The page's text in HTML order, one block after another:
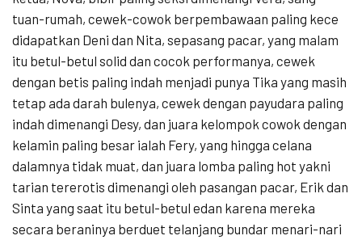
tuan-rumah, cewek-cowok berpembawaan paling kece
didapatkan Deni dan Nita, sepasang pacar, yang malam
itu betul-betul solid dan cocok performanya, cewek
dengan betis paling indah menjadi punya Tika yang masih
tetap ada darah bulenya, cewek dengan payudara paling
indah dimenangi Desy, dan juara kelompok cowok dengan
kelamin paling besar ialah Fery, yang hingga celana
dalamnya tidak muat, dan juara lomba paling hot yakni
tarian tererotis dimenangi oleh pasangan pacar, Erik dan
Sinta yang saat itu betul-betul edan karena mereka
secara beraninya berduet telanjang bundar menari-nari